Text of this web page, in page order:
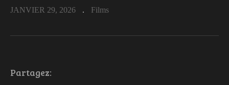
JANVIER 29, 2026 Films
Partagez: